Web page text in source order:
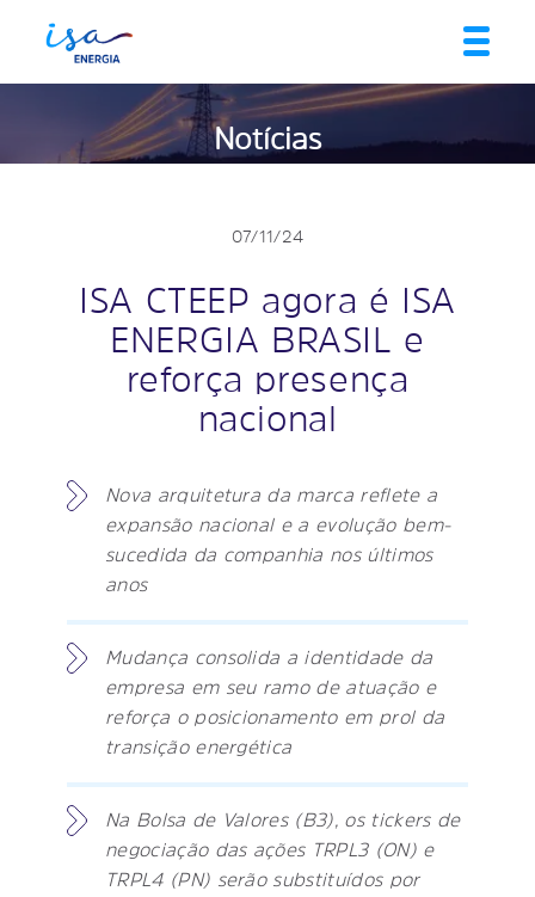
Notícias
07/11/24
ISA CTEEP agora é ISA
ENERGIA BRASIL e
reforça presença
nacional
Nova arquitetura da marca reflete a
expansão nacional e a evolução bem-
sucedida da companhia nos últimos
anos
Mudança consolida a identidade da
empresa em seu ramo de atuação e
reforça o posicionamento em prol da
transição energética
Na Bolsa de Valores (B3), os tickers de
negociação das ações TRPL3 (ON) e
TRPL4 (PN) serão substituídos por